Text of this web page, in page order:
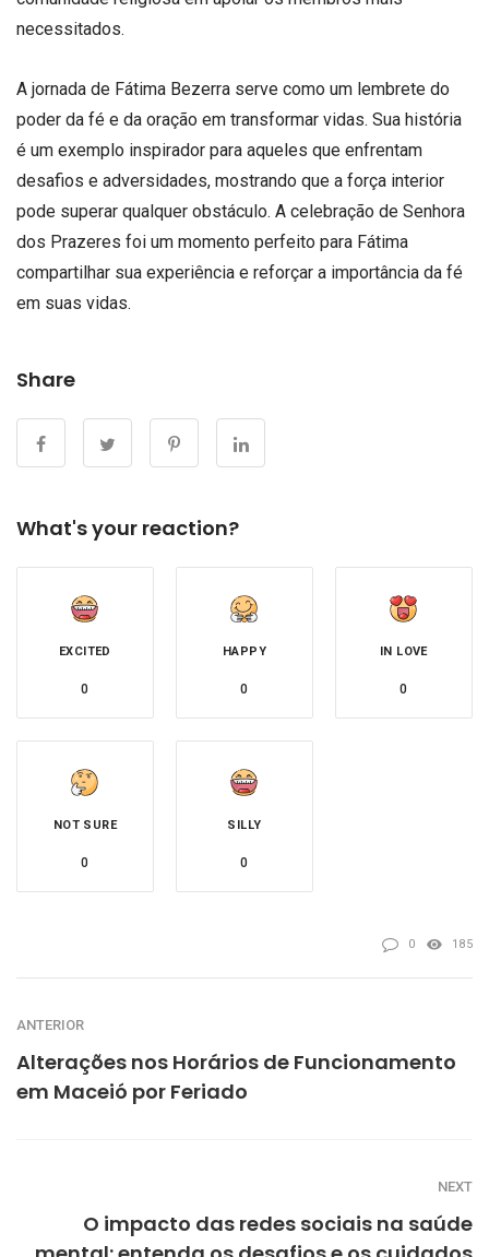
necessitados.
A jornada de Fátima Bezerra serve como um lembrete do
poder da fé e da oração em transformar vidas. Sua história
é um exemplo inspirador para aqueles que enfrentam
desafios e adversidades, mostrando que a força interior
pode superar qualquer obstáculo. A celebração de Senhora
dos Prazeres foi um momento perfeito para Fátima
compartilhar sua experiência e reforçar a importância da fé
em suas vidas.
Share
What's your reaction?
EXCITED
0
HAPPY
0
IN LOVE
0
NOT SURE
0
SILLY
0
0 185
ANTERIOR
Alterações nos Horários de Funcionamento
em Maceió por Feriado
NEXT
O impacto das redes sociais na saúde